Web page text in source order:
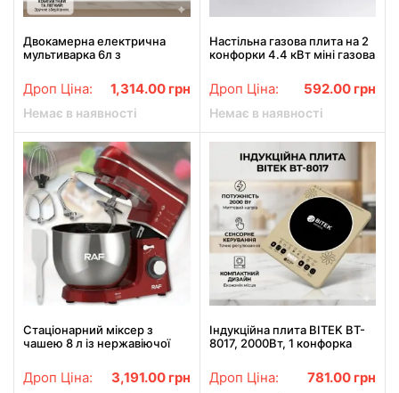
Двокамерна електрична
мультиварка 6л з
RAF R.5420 2000W
Дроп Ціна: 1,314.00 грн
Немає в наявності
Настільна газова плита на 2
конфорки 4.4 кВт міні газова
Чорна Sokany SK-6002
Дроп Ціна: 592.00 грн
Немає в наявності
Стаціонарний міксер з
чашею 8 л із нержавіючої
R.6618B 1400W
Дроп Ціна: 3,191.00 грн
Індукційна плита BITEK BT-
8017, 2000Вт, 1 конфорка
настільна електроплита для
кухні
Дроп Ціна: 781.00 грн